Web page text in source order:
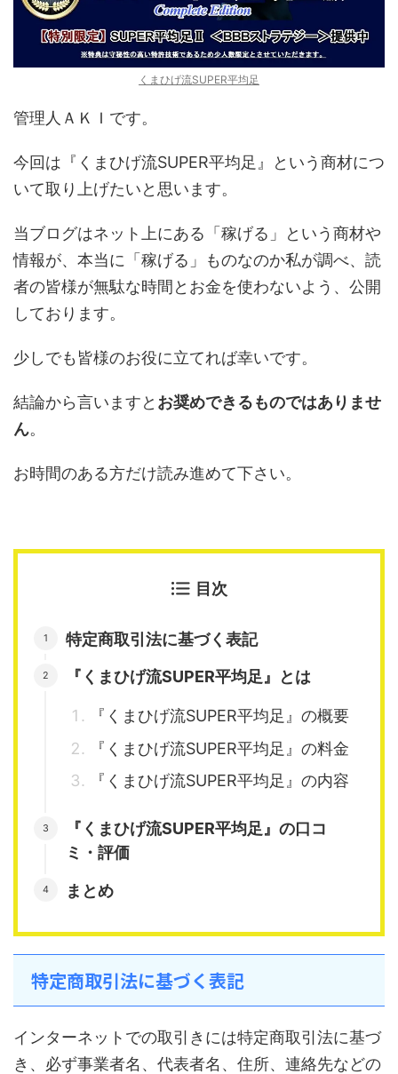
くまひげ流SUPER平均足
管理人ＡＫＩです。
今回は『くまひげ流SUPER平均足』という商材につ
いて取り上げたいと思います。
当ブログはネット上にある「稼げる」という商材や
情報が、本当に「稼げる」ものなのか私が調べ、読
者の皆様が無駄な時間とお金を使わないよう、公開
しております。
少しでも皆様のお役に立てれば幸いです。
結論から言いますと お奨めできるものではありませ
ん。
お時間のある方だけ読み進めて下さい。
目次
特定商取引法に基づく表記
『くまひげ流SUPER平均足』とは
『くまひげ流SUPER平均足』の概要
『くまひげ流SUPER平均足』の料金
『くまひげ流SUPER平均足』の内容
『くまひげ流SUPER平均足』の口コ
ミ・評価
まとめ
特定商取引法に基づく表記
インターネットでの取引きには特定商取引法に基づ
き、必ず事業者名、代表者名、住所、連絡先などの